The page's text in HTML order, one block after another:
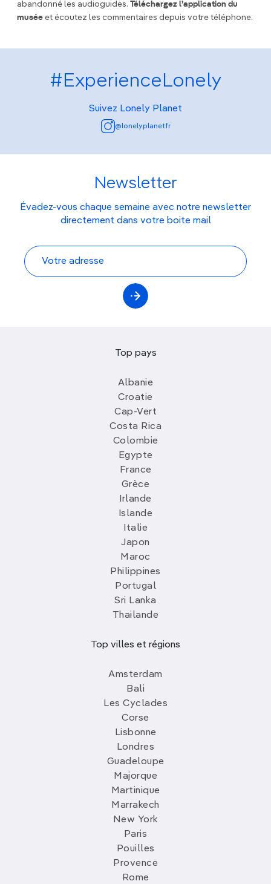
abandonné les audioguides. Téléchargez l’application du
musée et écoutez les commentaires depuis votre téléphone.
#ExperienceLonely
Suivez Lonely Planet
@lonelyplanetfr
Newsletter
Évadez-vous chaque semaine avec notre newsletter
directement dans votre boite mail
Top pays
Albanie
Croatie
Cap-Vert
Costa Rica
Colombie
Egypte
France
Grèce
Irlande
Islande
Italie
Japon
Maroc
Philippines
Portugal
Sri Lanka
Thailande
Top villes et régions
Amsterdam
Bali
Les Cyclades
Corse
Lisbonne
Londres
Guadeloupe
Majorque
Martinique
Marrakech
New York
Paris
Pouilles
Provence
Rome